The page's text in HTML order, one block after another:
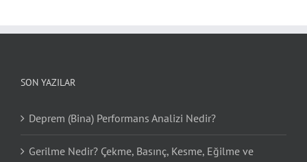
SON YAZILAR
Deprem (Bina) Performans Analizi Nedir?
Gerilme Nedir? Çekme, Basınç, Kesme, Eğilme ve